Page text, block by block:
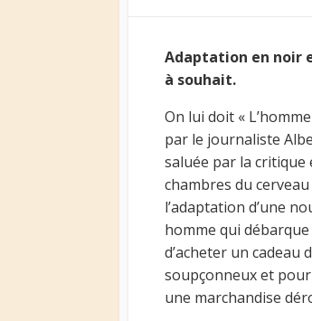
Adaptation en noir
à souhait.
On lui doit «
par le journaliste
saluée par la critique
chambres du
l’adaptation d’une
homme qui
d’acheter un cadeau
soupçonneux et
une marchandise